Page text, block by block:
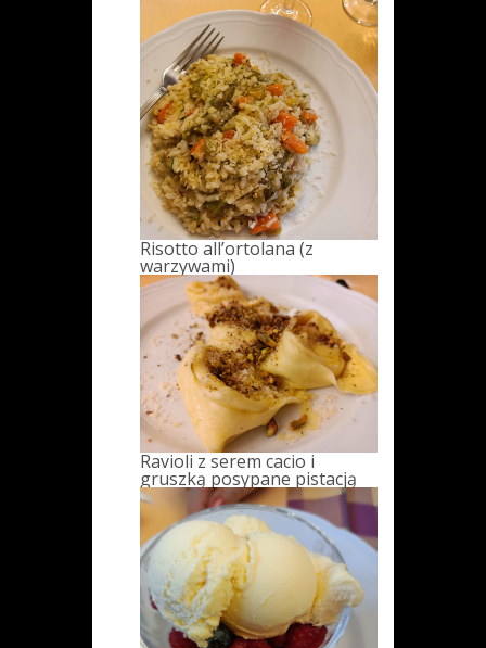
Risotto all’ortolana (z
warzywami)
Ravioli z serem cacio i
gruszką posypane pistacją